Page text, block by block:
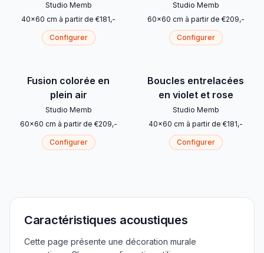
Studio Memb
40x60 cm à partir de €181,-
Configurer
Studio Memb
60x60 cm à partir de €209,-
Configurer
Fusion colorée en
plein air
Studio Memb
60x60 cm à partir de €209,-
Configurer
Boucles entrelacées
en violet et rose
Studio Memb
40x60 cm à partir de €181,-
Configurer
Caractéristiques acoustiques
Cette page présente une décoration murale